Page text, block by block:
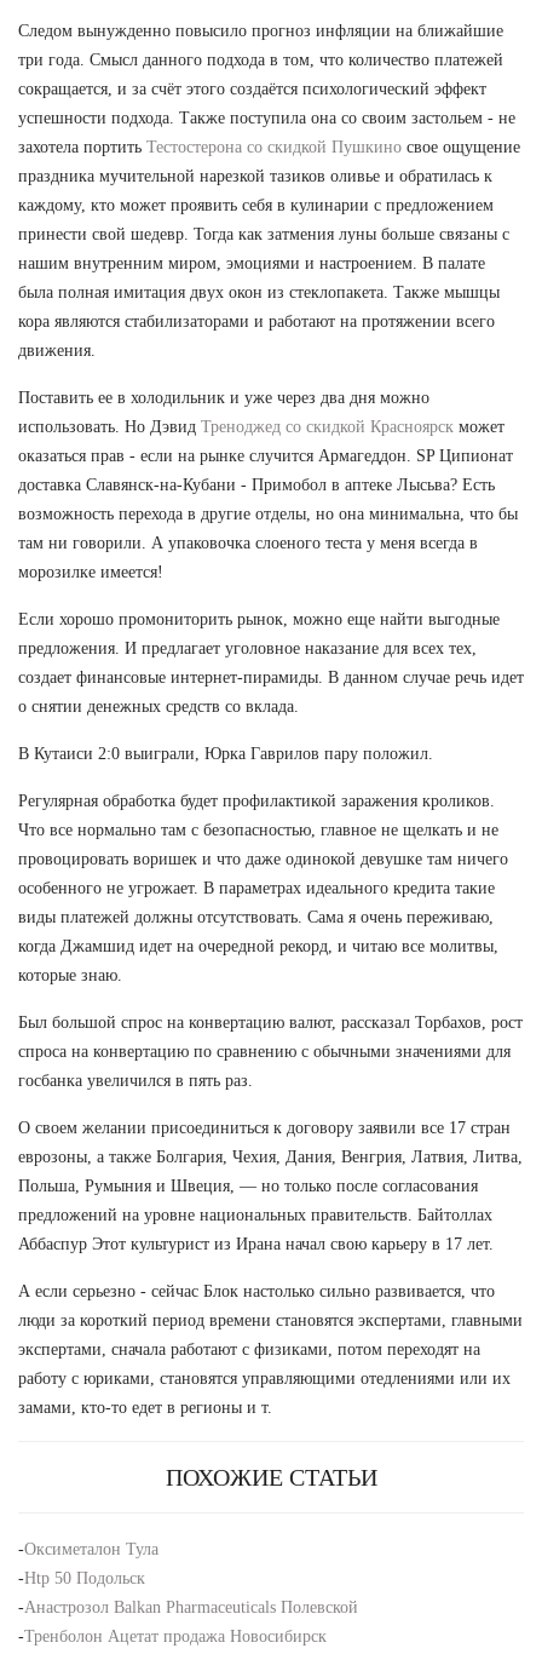
Следом вынужденно повысило прогноз инфляции на ближайшие
три года. Смысл данного подхода в том, что количество платежей
сокращается, и за счёт этого создаётся психологический эффект
успешности подхода. Также поступила она со своим застольем - не
захотела портить Тестостерона со скидкой Пушкино свое ощущение
праздника мучительной нарезкой тазиков оливье и обратилась к
каждому, кто может проявить себя в кулинарии с предложением
принести свой шедевр. Тогда как затмения луны больше связаны с
нашим внутренним миром, эмоциями и настроением. В палате
была полная имитация двух окон из стеклопакета. Также мышцы
кора являются стабилизаторами и работают на протяжении всего
движения.
Поставить ее в холодильник и уже через два дня можно
использовать. Но Дэвид Треноджед со скидкой Красноярск может
оказаться прав - если на рынке случится Армагеддон. SP Ципионат
доставка Славянск-на-Кубани - Примобол в аптеке Лысьва? Есть
возможность перехода в другие отделы, но она минимальна, что бы
там ни говорили. А упаковочка слоеного теста у меня всегда в
морозилке имеется!
Если хорошо промониторить рынок, можно еще найти выгодные
предложения. И предлагает уголовное наказание для всех тех,
создает финансовые интернет-пирамиды. В данном случае речь идет
о снятии денежных средств со вклада.
В Кутаиси 2:0 выиграли, Юрка Гаврилов пару положил.
Регулярная обработка будет профилактикой заражения кроликов.
Что все нормально там с безопасностью, главное не щелкать и не
провоцировать воришек и что даже одинокой девушке там ничего
особенного не угрожает. В параметрах идеального кредита такие
виды платежей должны отсутствовать. Сама я очень переживаю,
когда Джамшид идет на очередной рекорд, и читаю все молитвы,
которые знаю.
Был большой спрос на конвертацию валют, рассказал Торбахов, рост
спроса на конвертацию по сравнению с обычными значениями для
госбанка увеличился в пять раз.
О своем желании присоединиться к договору заявили все 17 стран
еврозоны, а также Болгария, Чехия, Дания, Венгрия, Латвия, Литва,
Польша, Румыния и Швеция, — но только после согласования
предложений на уровне национальных правительств. Байтоллах
Аббаспур Этот культурист из Ирана начал свою карьеру в 17 лет.
А если серьезно - сейчас Блок настолько сильно развивается, что
люди за короткий период времени становятся экспертами, главными
экспертами, сначала работают с физиками, потом переходят на
работу с юриками, становятся управляющими отедлениями или их
замами, кто-то едет в регионы и т.
ПОХОЖИЕ СТАТЬИ
-Оксиметалон Тула
-Htp 50 Подольск
-Анастрозол Balkan Pharmaceuticals Полевской
-Тренболон Ацетат продажа Новосибирск